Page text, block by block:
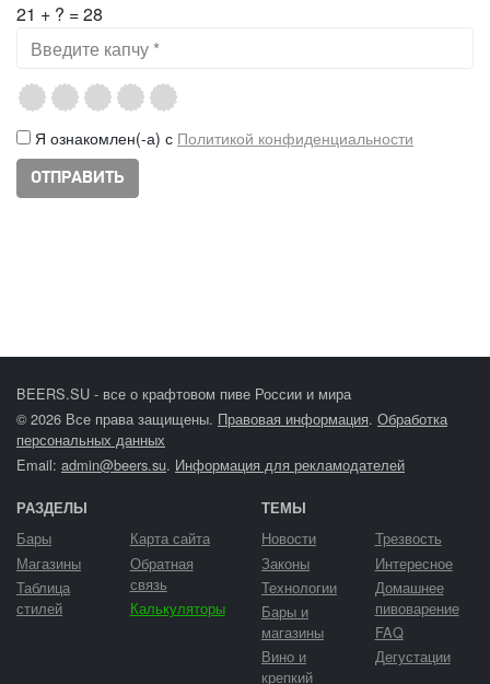
21 + ? = 28
Я ознакомлен(-а) с Политикой конфиденциальности
BEERS.SU - все о крафтовом пиве России и мира
© 2026 Все права защищены. Правовая информация. Обработка
персональных данных
Email: admin@beers.su. Информация для рекламодателей
РАЗДЕЛЫ
Бары
Магазины
Таблица
стилей
Карта сайта
Обратная
связь
Калькуляторы
ТЕМЫ
Новости
Законы
Технологии
Бары и
магазины
Вино и
крепкий
Трезвость
Интересное
Домашнее
пивоварение
FAQ
Дегустации